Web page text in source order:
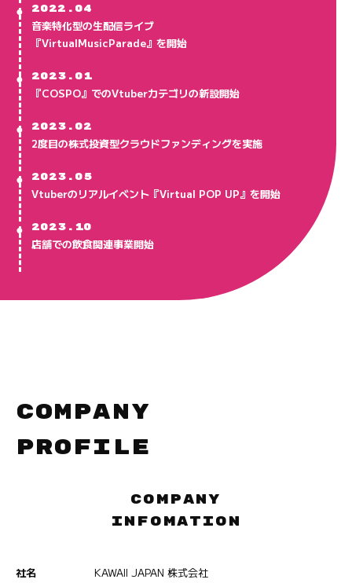
2022.04
音楽特化型の生配信ライブ
『VirtualMusicParade』を開始
●
● 2023.01
『COSPO』でのVtuberカテゴリの新設開始
2023.02
2度目の株式投資型クラウドファンディングを実施
●
● 2023.05
Vtuberのリアルイベント『Virtual POP UP』を開始
2023.10
店舗での飲食関連事業開始
●
COMPANY
PROFILE
COMPANY
INFOMATION
社名 KAWAII JAPAN 株式会社